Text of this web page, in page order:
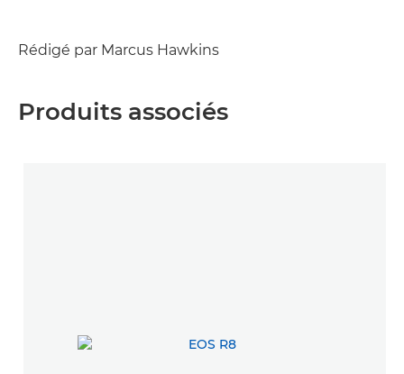
Rédigé par Marcus Hawkins
Produits associés